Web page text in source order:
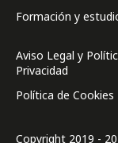
Formación y
Aviso Legal y
Privacidad
Política de Cookies
Copyright 2019 -